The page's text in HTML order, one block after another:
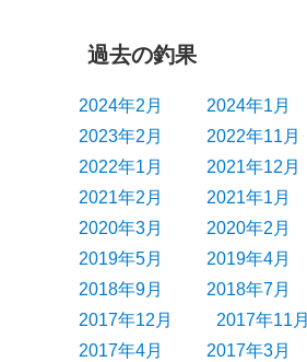
過去の釣果
2024年2月 2024年1月
2023年2月
2022年11月
2022年1月
2021年12月
2021年2月
2021年1月
2020年3月
2020年2月
2019年5月
2019年4月
2018年9月
2018年7月
2017年12月
2017年11月
2017年4月
2017年3月